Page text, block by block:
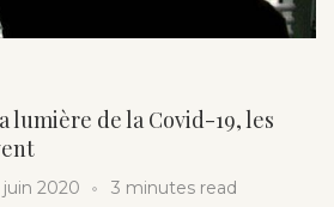
lumière de la Covid-19, les
juin 2020 3 minutes read